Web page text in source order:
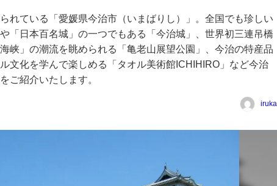
れている「愛媛県今治市（いまばりし）」。全国でも珍しい
「日本百名城」の一つでもある「今治城」、世界初三連吊橋
峡」の潮流を眺められる「亀老山展望公園」、今治の特産品
文化を学んで楽しめる「タオル美術館ICHIHIRO」など今治
ご紹介いたします。
iruka